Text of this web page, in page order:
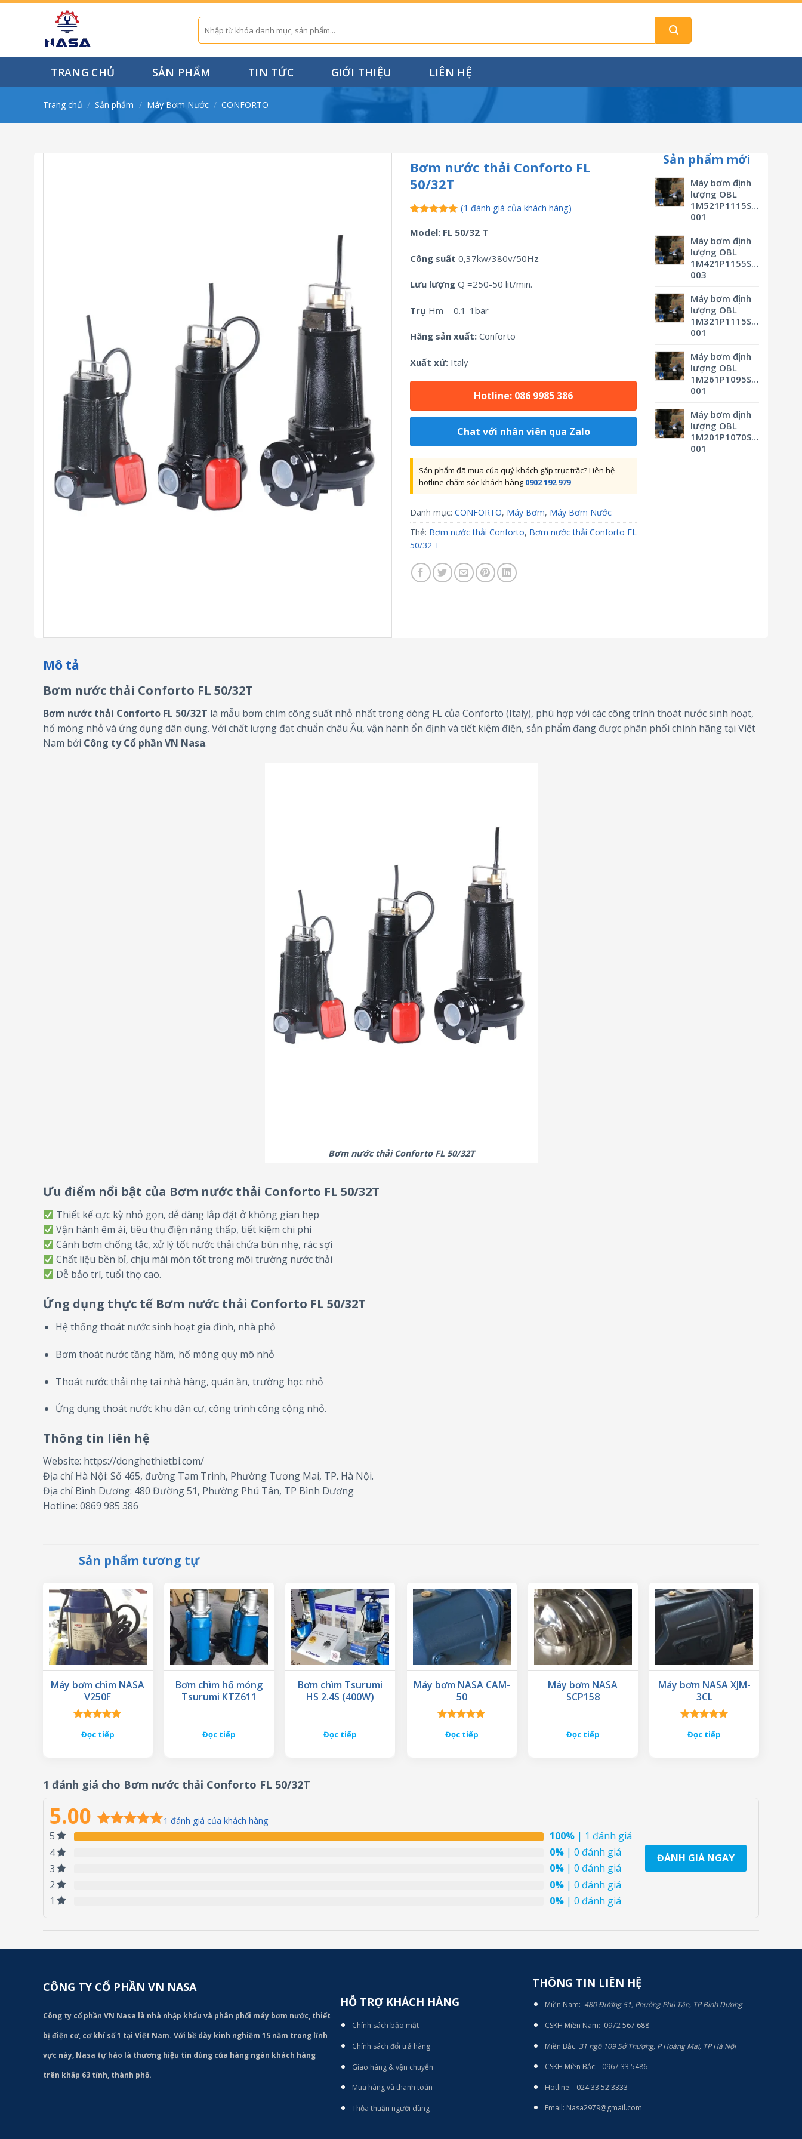
Skip
Tìm
kiếm:
TRANG CHỦ SẢN PHẨM TIN TỨC GIỚI THIỆU LIÊN HỆ
Trang chủ / Sản phẩm / Máy Bơm Nước / CONFORTO
Bơm nước thải Conforto FL
50/32T
dựa trên
(1 đánh giá của khách hàng)
Model: FL 50/32 T
Công suất 0,37kw/380v/50Hz
Lưu lượng Q =250-50 lit/min.
Trụ Hm = 0.1-1bar
Hãng sản xuất: Conforto
Xuất xứ: Italy
Hotline: 086 9985 386
Chat với nhân viên qua Zalo
Sản phẩm đã mua của quý khách gặp trục trặc? Liên hệ
hotline chăm sóc khách hàng 0902 192 979
Danh mục: CONFORTO, Máy Bơm, Máy Bơm Nước
Thẻ: Bơm nước thải Conforto, Bơm nước thải Conforto FL
50/32 T
Sản phẩm mới
Máy bơm định
lượng OBL
1M521P1115SVBSMV0M3-
001
Máy bơm định
lượng OBL
1M421P1155SVBSMV0M3-
003
Máy bơm định
lượng OBL
1M321P1115SVBSMV0M3-
001
Máy bơm định
lượng OBL
1M261P1095SVBSMV0M3-
001
Máy bơm định
lượng OBL
1M201P1070SVBSMV0M3-
001
Mô tả
Bơm nước thải Conforto FL 50/32T
Bơm nước thải Conforto FL 50/32T là mẫu bơm chìm công suất nhỏ nhất trong dòng FL của Conforto (Italy), phù hợp với các công trình thoát nước sinh hoạt,
hố móng nhỏ và ứng dụng dân dụng. Với chất lượng đạt chuẩn châu Âu, vận hành ổn định và tiết kiệm điện, sản phẩm đang được phân phối chính hãng tại Việt
Nam bởi Công ty Cổ phần VN Nasa.
Bơm nước thải Conforto FL 50/32T
Ưu điểm nổi bật của Bơm nước thải Conforto FL 50/32T
Thiết kế cực kỳ nhỏ gọn, dễ dàng lắp đặt ở không gian hẹp
Vận hành êm ái, tiêu thụ điện năng thấp, tiết kiệm chi phí
Cánh bơm chống tắc, xử lý tốt nước thải chứa bùn nhẹ, rác sợi
Chất liệu bền bỉ, chịu mài mòn tốt trong môi trường nước thải
Dễ bảo trì, tuổi thọ cao.
Ứng dụng thực tế Bơm nước thải Conforto FL 50/32T
Hệ thống thoát nước sinh hoạt gia đình, nhà phố
Bơm thoát nước tầng hầm, hố móng quy mô nhỏ
Thoát nước thải nhẹ tại nhà hàng, quán ăn, trường học nhỏ
Ứng dụng thoát nước khu dân cư, công trình công cộng nhỏ.
Thông tin liên hệ
Website: https://donghethietbi.com/
Địa chỉ Hà Nội: Số 465, đường Tam Trinh, Phường Tương Mai, TP. Hà Nội.
Địa chỉ Bình Dương: 480 Đường 51, Phường Phú Tân, TP Bình Dương
Hotline: 0869 985 386
Sản phẩm tương tự
Máy bơm chìm NASA
V250F
hạng 5.00
Đọc tiếp
Bơm chìm hố móng
Tsurumi KTZ611
Đọc tiếp
Bơm chìm Tsurumi
HS 2.4S (400W)
Đọc tiếp
Máy bơm NASA CAM-
50
hạng 5.00
Đọc tiếp
Máy bơm NASA
SCP158
Đọc tiếp
Máy bơm NASA XJM-
3CL
hạng 5.00
Đọc tiếp
1 đánh giá cho Bơm nước thải Conforto FL 50/32T
5.00 1 đánh giá của khách hàng
5 100% | 1 đánh giá
4
0% | 0 đánh giá
3
0% | 0 đánh giá
2
0% | 0 đánh giá
1
0% | 0 đánh giá
ĐÁNH GIÁ NGAY
CÔNG TY CỔ PHẦN VN NASA
Công ty cổ phần VN Nasa là nhà nhập khẩu và phân phối máy bơm nước, thiết
bị điện cơ, cơ khí số 1 tại Việt Nam. Với bề dày kinh nghiệm 15 năm trong lĩnh
vực này, Nasa tự hào là thương hiệu tin dùng của hàng ngàn khách hàng
trên khắp 63 tỉnh, thành phố.
HỖ TRỢ KHÁCH HÀNG
Chính sách bảo mật
Chính sách đổi trả hàng
Giao hàng & vận chuyển
Mua hàng và thanh toán
Thỏa thuận người dùng
THÔNG TIN LIÊN HỆ
Miền Nam: 480 Đường 51, Phường Phú Tân, TP Bình Dương
CSKH Miền Nam: 0972 567 688
Miền Bắc: 31 ngõ 109 Sở Thượng, P Hoàng Mai, TP Hà Nội
CSKH Miền Bắc: 0967 33 5486
Hotline: 024 33 52 3333
Email: Nasa2979@gmail.com